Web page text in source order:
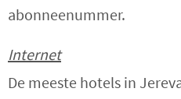
abonneenummer.
Internet
De meeste hotels in